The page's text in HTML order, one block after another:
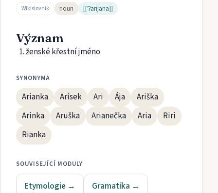
Wikislovník noun [[ˈʔarijana]]
Význam
ženské křestní jméno
SYNONYMA
Arianka Arísek Ari Ája
Ariška
Arinka
Aruška Arianečka Aria
Riri
Rianka
SOUVISEJÍCÍ MODULY
Etymologie → Gramatika →